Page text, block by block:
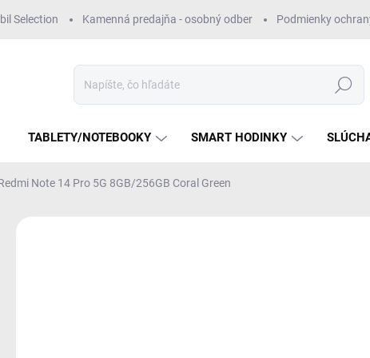
Selection Kamenná predajňa - osobný odber Podmienky
Hľadať
TABLETY/NOTEBOOKY SMART HODINKY
Note 14 Pro 5G 8GB/256GB Coral Green